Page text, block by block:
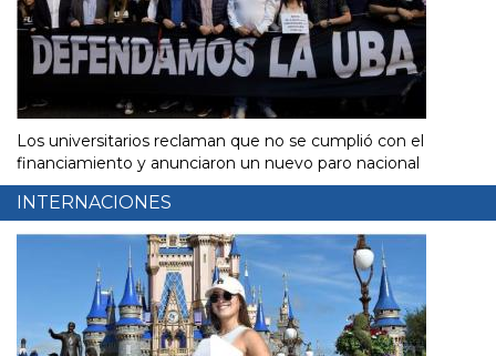
Los universitarios reclaman que no se cumplió con el
financiamiento y anunciaron un nuevo paro nacional
INTERNACIONES